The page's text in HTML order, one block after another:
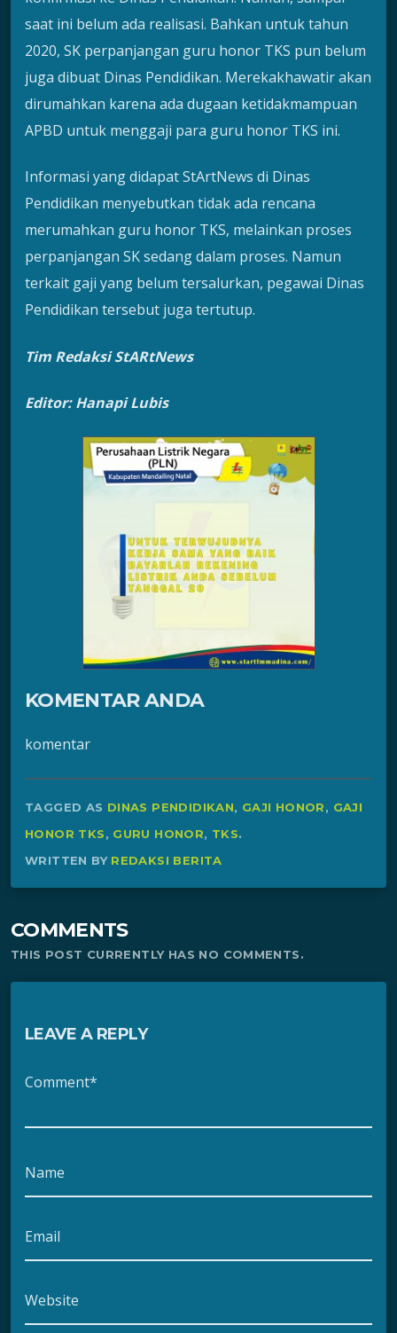
saat ini belum ada realisasi. Bahkan untuk tahun
2020, SK perpanjangan guru honor TKS pun belum
juga dibuat Dinas Pendidikan. Merekakhawatir akan
dirumahkan karena ada dugaan ketidakmampuan
APBD untuk menggaji para guru honor TKS ini.
Informasi yang didapat StArtNews di Dinas
Pendidikan menyebutkan tidak ada rencana
merumahkan guru honor TKS, melainkan proses
perpanjangan SK sedang dalam proses. Namun
terkait gaji yang belum tersalurkan, pegawai Dinas
Pendidikan tersebut juga tertutup.
Tim Redaksi StARtNews
Editor: Hanapi Lubis
KOMENTAR ANDA
komentar
TAGGED AS DINAS PENDIDIKAN, GAJI HONOR, GAJI
HONOR TKS, GURU HONOR, TKS.
WRITTEN BY REDAKSI BERITA
COMMENTS
THIS POST CURRENTLY HAS NO COMMENTS.
LEAVE A REPLY
Comment*
Name
Email
Website